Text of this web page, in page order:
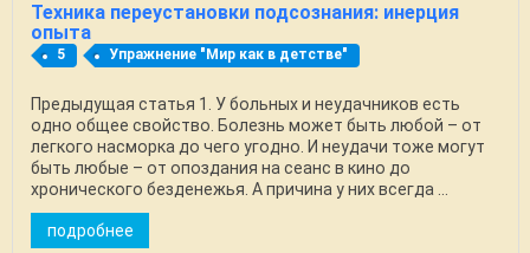
Техника переустановки подсознания: инерция
опыта
5 Упражнение "Мир как в детстве"
Предыдущая статья 1. У больных и неудачников есть
одно общее свойство. Болезнь может быть любой – от
легкого насморка до чего угодно. И неудачи тоже могут
быть любые – от опоздания на сеанс в кино до
хронического безденежья. А причина у них всегда ...
подробнее